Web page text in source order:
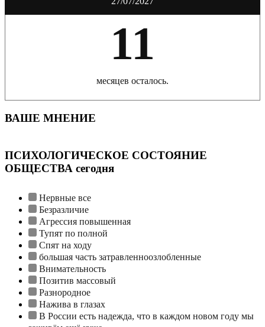
11
месяцев осталось.
ВАШЕ МНЕНИЕ
ПСИХОЛОГИЧЕСКОЕ СОСТОЯНИЕ
ОБЩЕСТВА сегодня
Нервные все
Безразличие
Агрессия повышенная
Тупят по полной
Спят на ходу
большая часть затравленноозлобленные
Внимательность
Позитив массовый
Разнородное
Нажива в глазах
В России есть надежда, что в каждом новом году мы